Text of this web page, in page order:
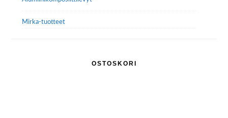
Mirka-tuotteet
OSTOSKORI